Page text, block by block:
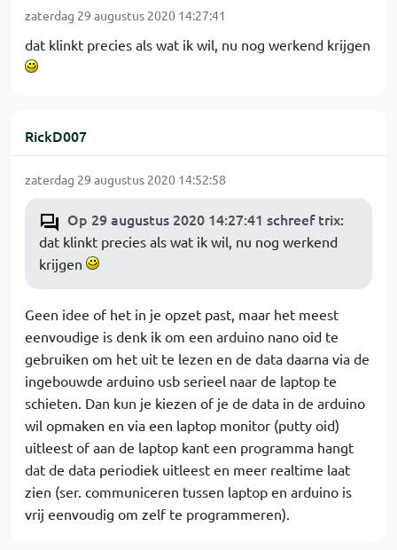
zaterdag 29 augustus 2020 14:27:41
dat klinkt precies als wat ik wil, nu nog werkend krijgen
RickD007
zaterdag 29 augustus 2020 14:52:58
Op 29 augustus 2020 14:27:41 schreef trix:
dat klinkt precies als wat ik wil, nu nog werkend
krijgen
Geen idee of het in je opzet past, maar het meest
eenvoudige is denk ik om een arduino nano oid te
gebruiken om het uit te lezen en de data daarna via de
ingebouwde arduino usb serieel naar de laptop te
schieten. Dan kun je kiezen of je de data in de arduino
wil opmaken en via een laptop monitor (putty oid)
uitleest of aan de laptop kant een programma hangt
dat de data periodiek uitleest en meer realtime laat
zien (ser. communiceren tussen laptop en arduino is
vrij eenvoudig om zelf te programmeren).